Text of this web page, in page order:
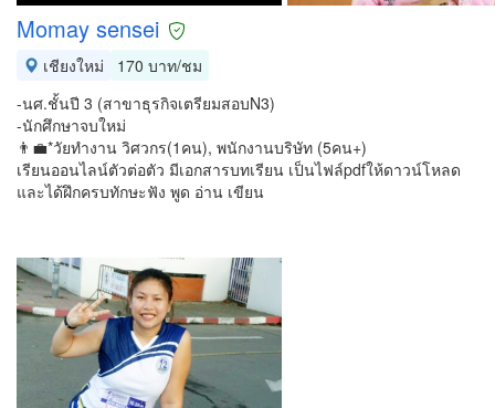
Momay sensei
เชียงใหม่
170 บาท/ชม
-นศ.ชั้นปี 3 (สาขาธุรกิจเตรียมสอบN3)
-นักศึกษาจบใหม่
👨‍💼*วัยทำงาน วิศวกร(1คน), พนักงานบริษัท (5คน+)
เรียนออนไลน์ตัวต่อตัว มีเอกสารบทเรียน เป็นไฟล์pdfให้ดาวน์โหลด
และได้ฝึกครบทักษะฟัง พูด อ่าน เขียน